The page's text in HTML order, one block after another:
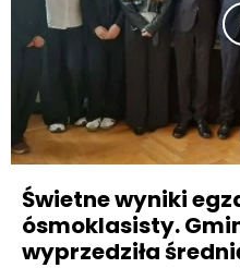
Świetne wyniki
ósmoklasisty.
wyprzedziła